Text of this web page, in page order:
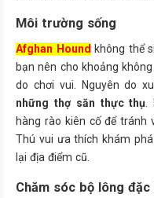
Môi trường sống
Afghan Hound không thể
bạn nên cho khoảng
do chơi vui. Nguyên do
những thợ săn thực thụ
hàng rào kiên cố để tránh
Thú vui ưa thích khám
lại địa điểm cũ.
Chăm sóc bộ lông